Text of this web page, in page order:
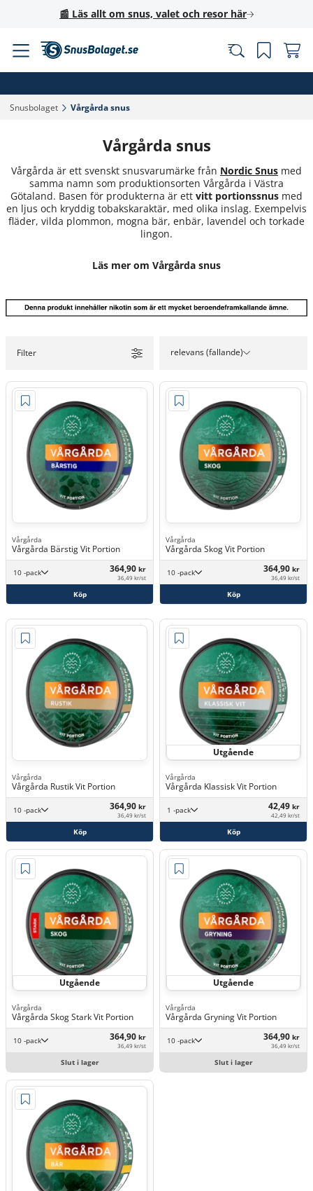
📰 Läs allt om snus, valet och resor här
Snusbolaget‎ Vårgårda snus‎
Vårgårda snus
Vårgårda är ett svenskt snusvarumärke från Nordic Snus med
samma namn som produktionsorten Vårgårda i Västra
Götaland. Basen för produkterna är ett vitt portionssnus med
en ljus och kryddig tobakskaraktär, med olika inslag. Exempelvis
fläder, vilda plommon, mogna bär, enbär, lavendel och torkade
lingon.
Läs mer om Vårgårda snus
Filter relevans (fallande)
Vårgårda
Vårgårda Bärstig Vit Portion
10 -pack 364,90 kr
36,49 kr/st
Köp
Vårgårda
Vårgårda Skog Vit Portion
10 -pack 364,90 kr
36,49 kr/st
Köp
Vårgårda
Vårgårda Rustik Vit Portion
10 -pack 364,90 kr
36,49 kr/st
Köp
Utgående
Vårgårda
Vårgårda Klassisk Vit Portion
1 -pack 42,49 kr
42,49 kr/st
Köp
Utgående
Vårgårda
Vårgårda Skog Stark Vit Portion
10 -pack 364,90 kr
36,49 kr/st
Slut i lager
Utgående
Vårgårda
Vårgårda Gryning Vit Portion
10 -pack 364,90 kr
36,49 kr/st
Slut i lager